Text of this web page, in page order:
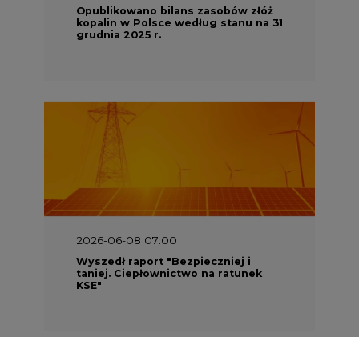
Opublikowano bilans zasobów złóż
kopalin w Polsce według stanu na 31
grudnia 2025 r.
2026-06-08 07:00
Wyszedł raport "Bezpieczniej i
taniej. Ciepłownictwo na ratunek
KSE"